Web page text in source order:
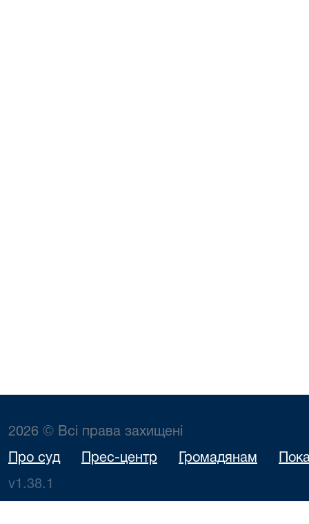
2026 © Всі права захищені
Про суд Прес-центр Громадянам
v1.38.1